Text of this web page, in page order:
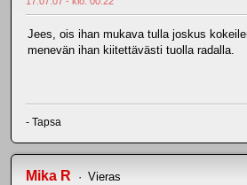
Jees, ois ihan mukava tulla joskus
menevän ihan kiitettävästi tuolla radalla.
- Tapsa
Mika R Vieras